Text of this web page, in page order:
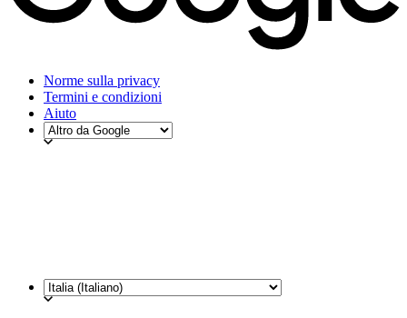
Norme sulla privacy
Termini e condizioni
Aiuto